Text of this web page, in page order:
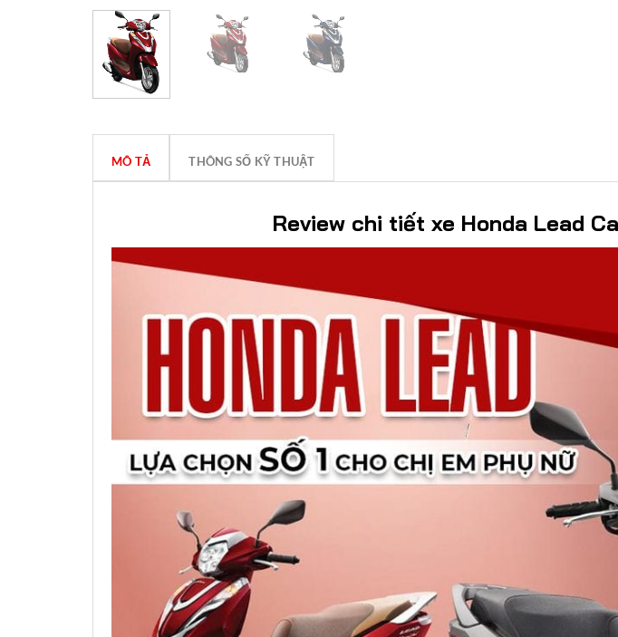
MÔ TẢ THÔNG SỐ KỸ THUẬT
Review chi tiết xe Honda Lead